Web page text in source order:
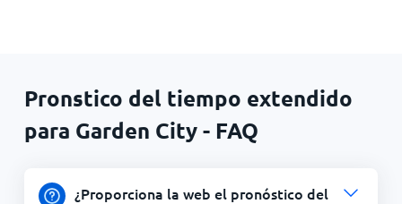
Pronstico del tiempo extendido
para Garden City - FAQ
¿Proporciona la web el pronóstico del